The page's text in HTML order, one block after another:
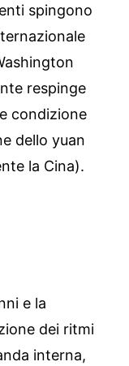
spingono
respinge
condizione
dello yuan
la Cina).
e la
dei ritmi
interna,